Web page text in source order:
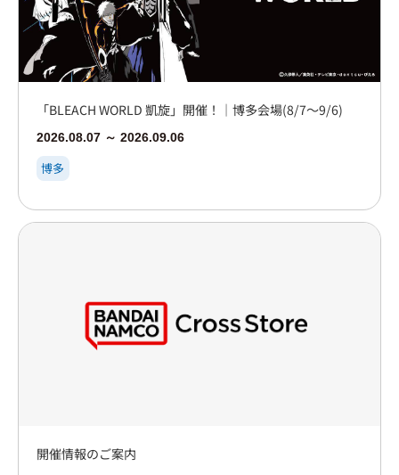
「BLEACH WORLD 凱旋」開催！｜博多会場(8/7～9/6)
2026.08.07 ～ 2026.09.06
博多
開催情報のご案内